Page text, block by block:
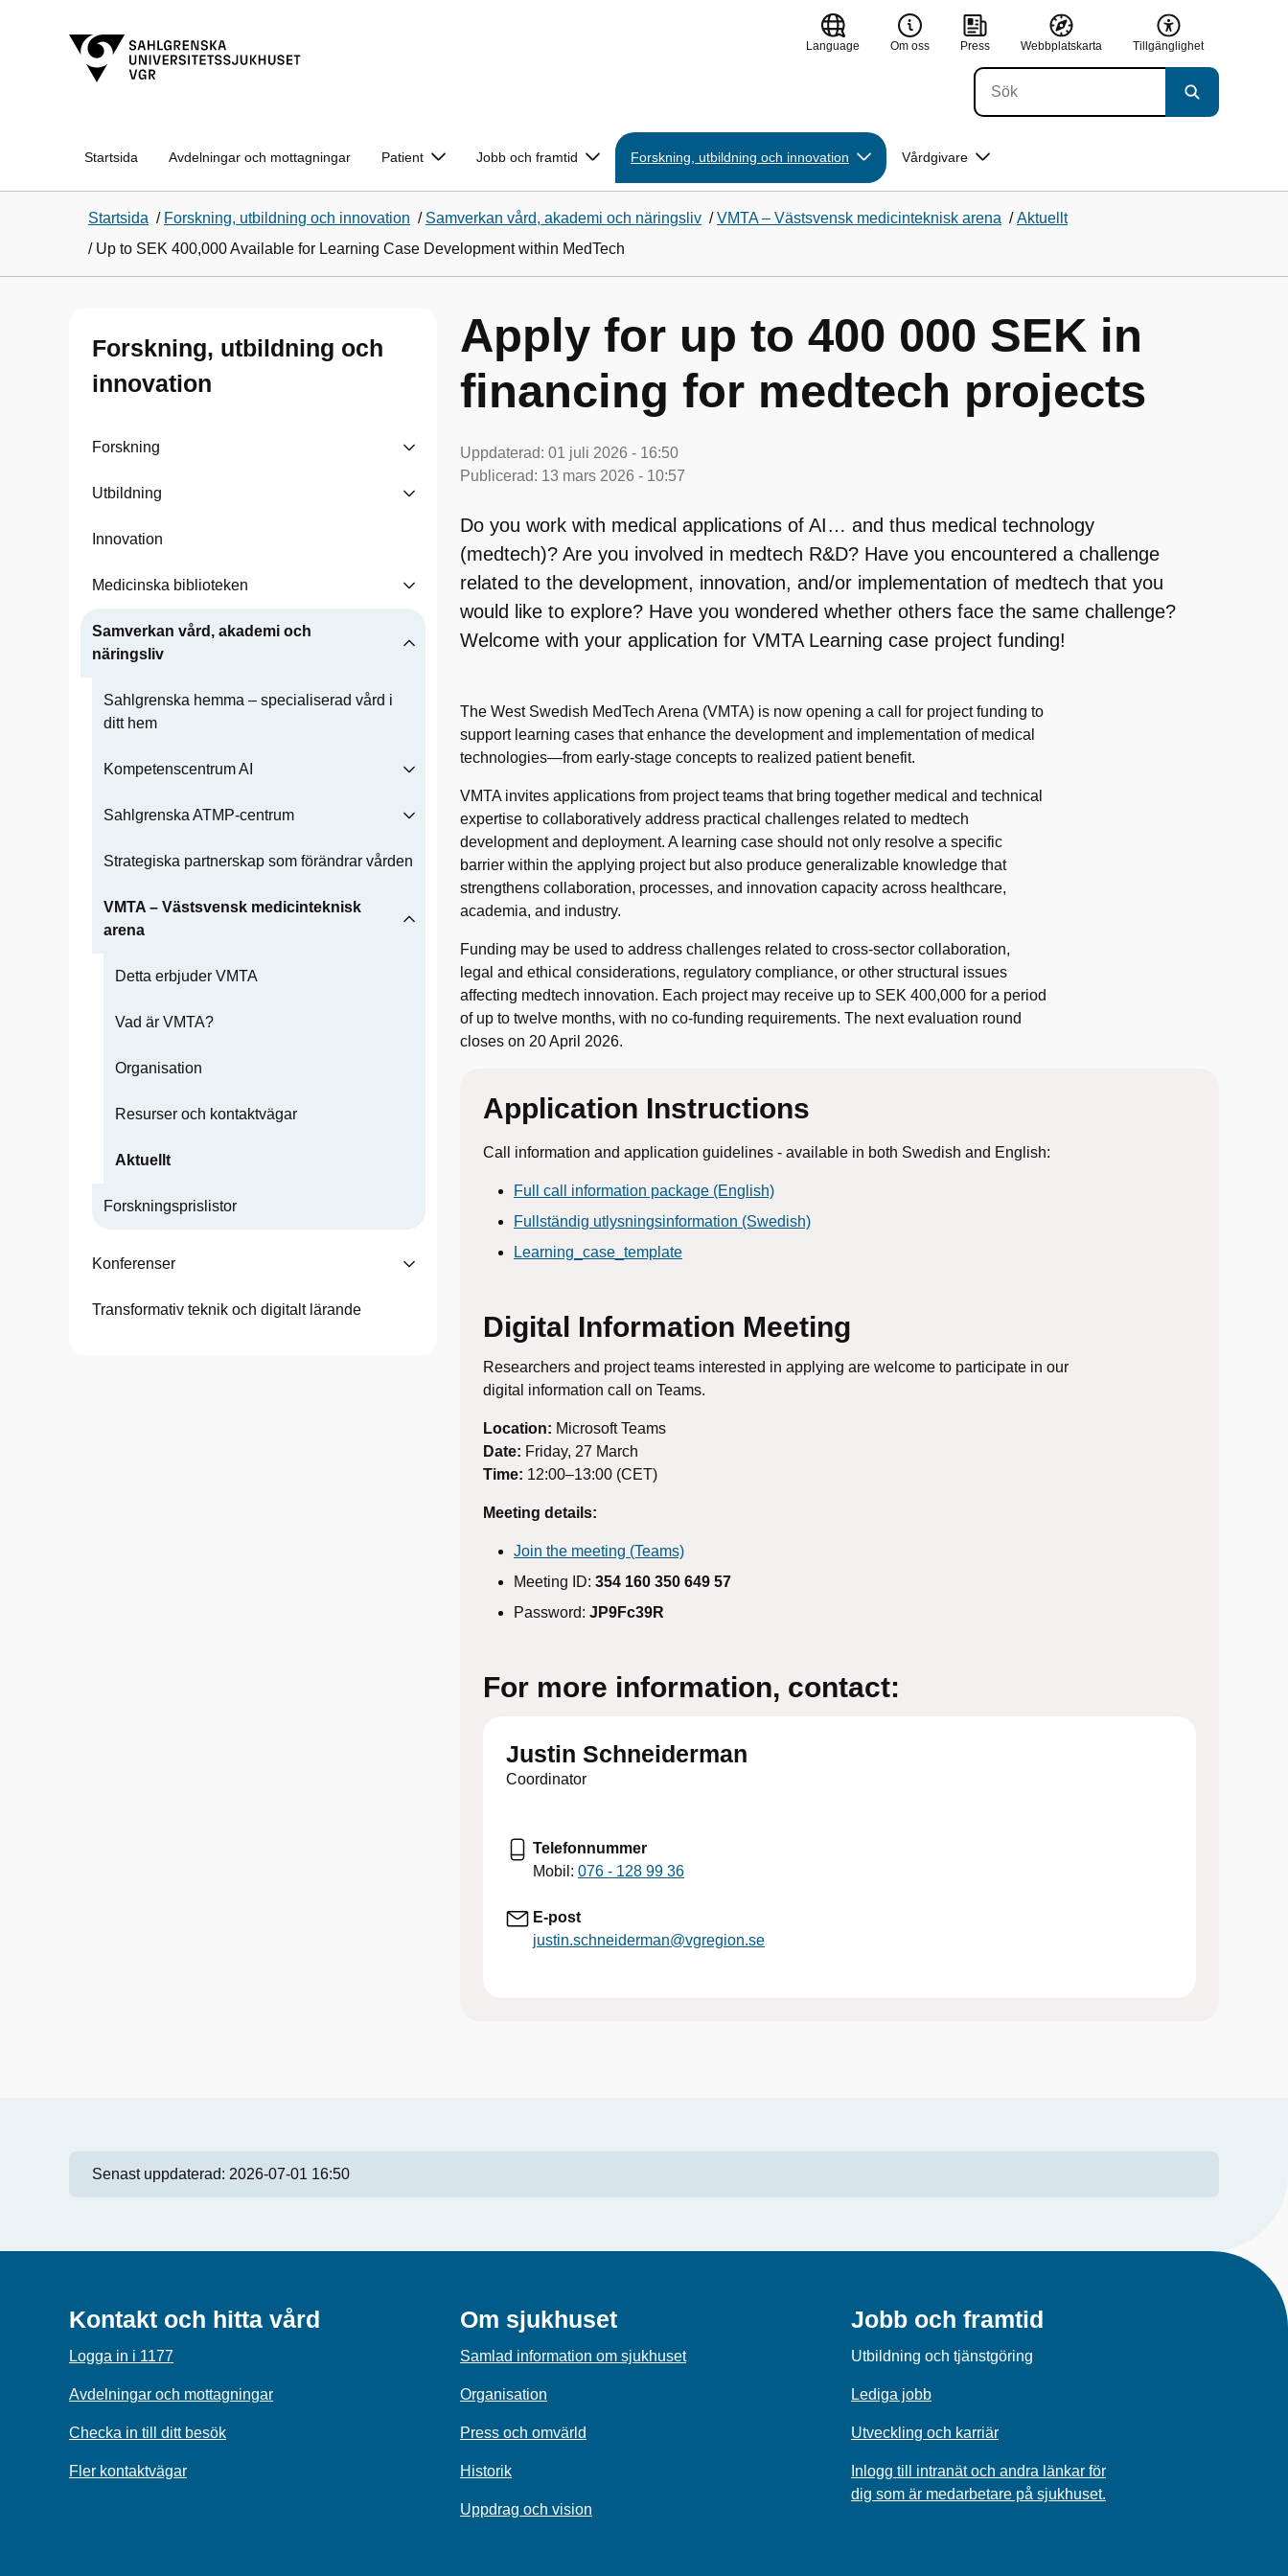
Language Om oss Press Webbplatskarta Tillgänglighet
Startsida Avdelningar och mottagningar Patient Jobb och framtid Forskning, utbildning och innovation Vårdgivare
Startsida / Forskning, utbildning och innovation / Samverkan vård, akademi och näringsliv /VMTA – Västsvensk medicinteknisk arena /Aktuellt
/ Up to SEK 400,000 Available for Learning Case Development within MedTech
Forskning, utbildning och
innovation
Forskning
Utbildning
Innovation
Medicinska biblioteken
Samverkan vård, akademi och
näringsliv
Sahlgrenska hemma – specialiserad vård i
ditt hem
Kompetenscentrum AI
Sahlgrenska ATMP-centrum
Strategiska partnerskap som förändrar vården
VMTA – Västsvensk medicinteknisk
arena
Detta erbjuder VMTA
Vad är VMTA?
Organisation
Resurser och kontaktvägar
Aktuellt
Forskningsprislistor
Konferenser
Transformativ teknik och digitalt lärande
Apply for up to 400 000 SEK in
financing for medtech projects
Uppdaterad: 01 juli 2026 - 16:50
Publicerad: 13 mars 2026 - 10:57
Do you work with medical applications of AI… and thus medical technology
(medtech)? Are you involved in medtech R&D? Have you encountered a challenge
related to the development, innovation, and/or implementation of medtech that you
would like to explore? Have you wondered whether others face the same challenge?
Welcome with your application for VMTA Learning case project funding!
The West Swedish MedTech Arena (VMTA) is now opening a call for project funding to
support learning cases that enhance the development and implementation of medical
technologies—from early‑stage concepts to realized patient benefit.
VMTA invites applications from project teams that bring together medical and technical
expertise to collaboratively address practical challenges related to medtech
development and deployment. A learning case should not only resolve a specific
barrier within the applying project but also produce generalizable knowledge that
strengthens collaboration, processes, and innovation capacity across healthcare,
academia, and industry.
Funding may be used to address challenges related to cross‑sector collaboration,
legal and ethical considerations, regulatory compliance, or other structural issues
affecting medtech innovation. Each project may receive up to SEK 400,000 for a period
of up to twelve months, with no co‑funding requirements. The next evaluation round
closes on 20 April 2026.
Application Instructions
Call information and application guidelines - available in both Swedish and English:
Full call information package (English)
Fullständig utlysningsinformation (Swedish)
Learning_case_template
Digital Information Meeting
Researchers and project teams interested in applying are welcome to participate in our
digital information call on Teams.
Location: Microsoft Teams
Date: Friday, 27 March
Time: 12:00–13:00 (CET)
Meeting details:
Join the meeting (Teams)
Meeting ID: 354 160 350 649 57
Password: JP9Fc39R
For more information, contact:
Justin Schneiderman
Coordinator
Telefonnummer
Mobil: 076 - 128 99 36
E-post
justin.schneiderman@vgregion.se
Senast uppdaterad: 2026-07-01 16:50
Kontakt och hitta vård
Logga in i 1177
Avdelningar och mottagningar
Checka in till ditt besök
Fler kontaktvägar
Om sjukhuset
Samlad information om sjukhuset
Organisation
Press och omvärld
Historik
Uppdrag och vision
Jobb och framtid
Utbildning och tjänstgöring
Lediga jobb
Utveckling och karriär
Inlogg till intranät och andra länkar för
dig som är medarbetare på sjukhuset.